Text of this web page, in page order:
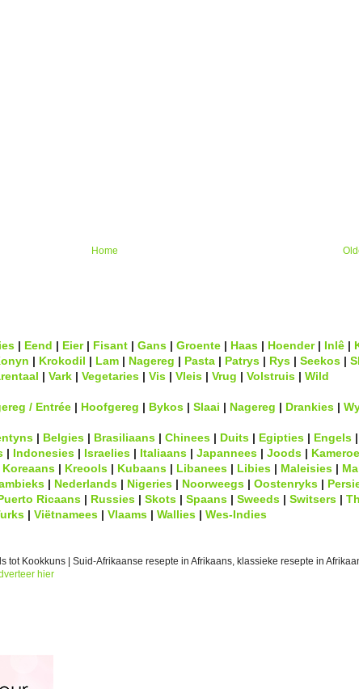
Home
| Eend | Eier| Fisant | Gans | Groente | Haas | Hoender| Inlê |
| Krokodil | Lam| Nagereg | Pasta| Patrys| Rys| Seekos|
| Vark| Vegetaries| Vis| Vleis| Vrug | Volstruis| Wild
/ Entrée| Hoofgereg | Bykos| Slaai | Nagereg | Drankies|
| Belgies| Brasiliaans| Chinees| Duits| Egipties| Engels|
| Indonesies| Israelies| Italiaans| Japannees| Joods|
Koreaans| Kreools| Kubaans| Libanees| Libies| Maleisies|
| Nederlands | Nigeries | Noorweegs | Oostenryks |
Ricaans| Russies| Skots| Spaans| Sweeds| Switsers|
| Viëtnamees | Vlaams | Wallies | Wes-Indies
tot Kookkuns | Suid-Afrikaanse resepte in Afrikaans, klassieke resepte in
hier